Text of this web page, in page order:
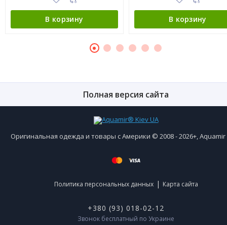
В корзину В корзину
Полная версия сайта
Оригинальная одежда и товары с Америки © 2008 - 2026+,
Политика персональных данных | Карта сайта
+380 (93) 018-02-12
Звонок бесплатный по Украине